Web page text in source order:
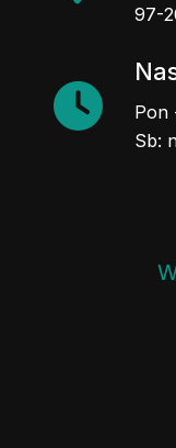
97-
Pon
Sb: